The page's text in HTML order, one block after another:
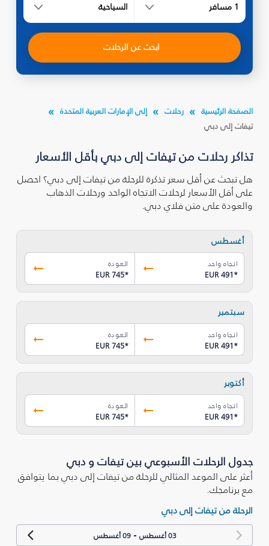
1 مسافر السياحية
ابحث عن الرحلات
الصفحة الرئيسية رحلات
إلى الإمارات العربية المتحدة
تيفات إلى دبي
تذاكر رحلات من تيفات إلى دبي بأقل الأسعار
هل تبحث عن أقل سعر تذكرة للرحلة من تيفات إلى دبي؟ احصل
على أقل الأسعار لرحلات الاتجاه الواحد ورحلات الذهاب
والعودة على متن فلاي دبي.
أغسطس
اتجاه واحد
EUR 491*
العودة
EUR 745*
سبتمبر
اتجاه واحد
EUR 491*
العودة
EUR 745*
أكتوبر
اتجاه واحد
EUR 491*
العودة
EUR 745*
جدول الرحلات الأسبوعي بين تيفات و دبي
أعثر على الموعد المثالي للرحلة من تيفات إلى دبي بما يتوافق
مع برنامجك.
الرحلة من تيفات إلى دبي
03 أغسطس -09 أغسطس